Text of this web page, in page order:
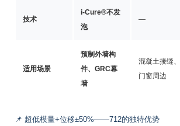
技术
i-Cure®不发
泡
—
适用场景
预制外墙构
件、GRC幕
墙
混凝土接缝、
门窗周边
📌 超低模量+位移±50%——712的独特优势